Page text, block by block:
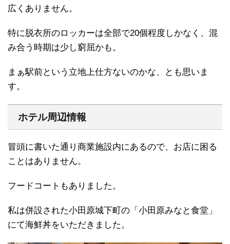
広くありません。
特に脱衣所のロッカーは全部で20個程度しかなく、混
み合う時期は少し窮屈かも。
まぁ駅前という立地上仕方ないのかな、とも思いま
す。
ホテル周辺情報
冒頭に書いた通り商業施設内にあるので、お店に困る
ことはありません。
フードコートもありました。
私は併設された小田原城下町の「小田原みなと食堂」
にて海鮮丼をいただきました。